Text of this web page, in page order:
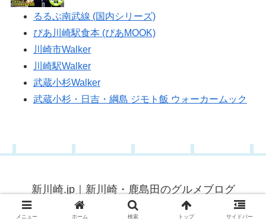
るるぶ南武線 (国内シリーズ)
ぴあ川崎駅食本 (ぴあMOOK)
川崎市Walker
川崎駅Walker
武蔵小杉Walker
武蔵小杉・日吉・綱島 ジモト飯 ウォーカームック
新川崎.jp｜新川崎・鹿島田のグルメブログ
© 2015 新川崎.jp｜新川崎・鹿島田のグルメブログ.
メニュー ホーム 検索 トップ サイドバー